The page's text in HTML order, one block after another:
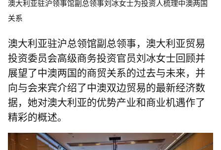
澳大利亚驻沪领事馆副总领事刘冰女士为投资人梳理中澳两国
关系
澳大利亚驻沪总领馆副总领事，澳大利亚贸易
投资委员会高级商务投资官员刘冰女士回顾并
展望了中澳两国的商贸关系的过去与未来，并
向与会来宾介绍了中澳双边贸易的最新经济数
据，她对澳大利亚的优势产业和商业机遇作了
精彩的概述。